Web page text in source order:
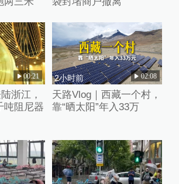
00:21
浙江，
吨阻尼器
2小时前 02:08
天路Vlog｜西藏一个村，
靠“晒太阳”年入33万